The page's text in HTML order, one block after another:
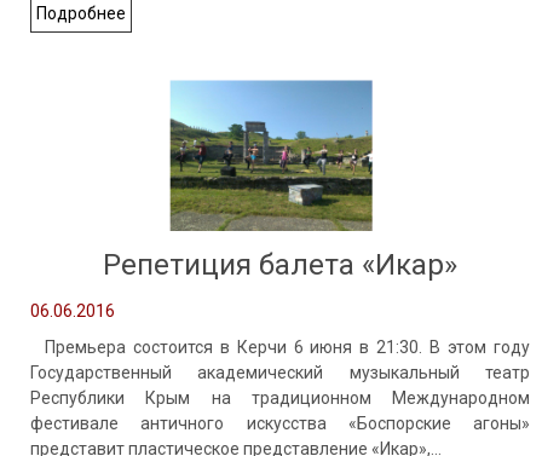
Подробнее
Репетиция балета «Икар»
06.06.2016
Премьера состоится в Керчи 6 июня в 21:30. В этом году
Государственный академический музыкальный театр
Республики Крым на традиционном Международном
фестивале античного искусства «Боспорские агоны»
представит пластическое представление «Икар»,…